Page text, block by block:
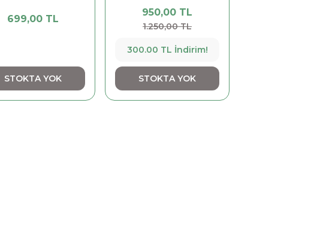
699,00 TL
STOKTA YOK
950,00 TL
1.250,00 TL
300.00 TL İndirim!
STOKTA YOK